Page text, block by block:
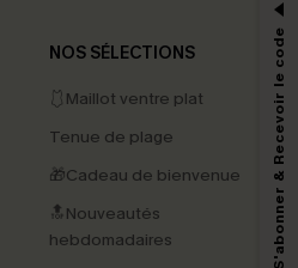
NOS SÉLECTIONS
🩱Maillot ventre plat
Tenue de plage
🎁Cadeau de bienvenue
🔝Nouveautés
hebdomadaires
généré par l'IA) de Cupshe et
sur notre site ainsi que des
de mesurer votre engagement, de
offres, et de vous recommander des
conformément à notre
Politique deS'abonner & Recevoir le code